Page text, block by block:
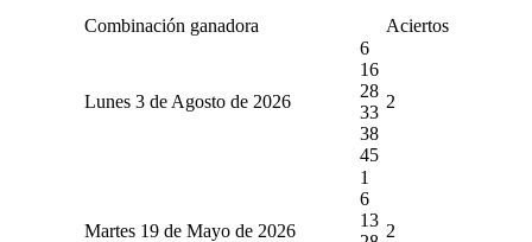
Combinación ganadora Aciertos
Lunes 3 de Agosto de 2026
6
16
28
33
38
45
2
Martes 19 de Mayo de 2026
1
6
13
2